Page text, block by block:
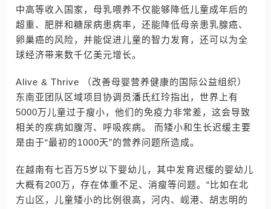
中高等收入国家，母乳喂养不仅能够降低儿童成年后的
超重、肥胖和糖尿病患病率，还能降低母亲患乳腺癌、
卵巢癌的风险，并能促进儿童的智力发育，还可以为全
球经济带来数千亿美元增长。
Alive & Thrive （改善母婴营养健康的国际公益组织）
东南亚团队区域项目协调员潘氏红玲指出，世界上有
5000万儿童过于瘦小，他们的免疫力非常差，这会导致
相关的疾病如腹泻、呼吸疾病。 而矮小和生长迟缓主要
是由于“最初的1000天”的营养问题所造成。
在越南有七百万5岁以下婴幼儿，其中发育迟缓的婴幼儿
大概有200万，存在体重不足、消瘦等问题。“比如在北
方山区，儿童矮小的比例很高，河内、岘港、胡志明的